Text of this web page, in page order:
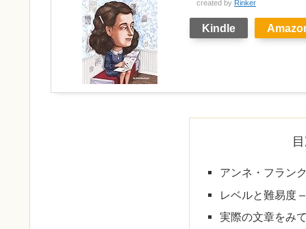
created by Rinker
Kindle
アンネ・フランク
レベルと難易度
実際の文章をみ